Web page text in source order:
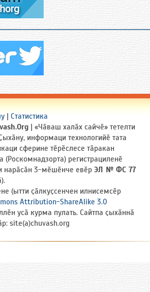
| Статистика
| «Чӑваш халӑх сайчӗ» тетелти
информаци технологийӗ тата
сферине тӗрӗслесе тӑракан
(Роскомнадзорта) регистрациленӗ
нарӑсӑн 3-мӗшӗнче евӗр ЭЛ № ФС 77
(ытти ҫӑлкуҫсенчен илнисемсӗр
Attribution-ShareAlike 3.0
усӑ курма пулать. Сайтпа ҫыхӑннӑ
site(a)chuvash.org